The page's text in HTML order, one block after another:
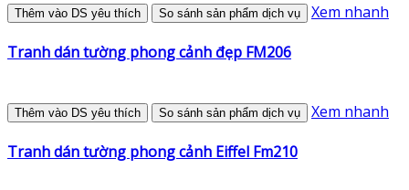
Thêm vào DS yêu thích So sánh sản phẩm dịch vụ Xem nhanh
Tranh dán tường phong cảnh đẹp FM206
Thêm vào DS yêu thích So sánh sản phẩm dịch vụ Xem nhanh
Tranh dán tường phong cảnh Eiffel Fm210